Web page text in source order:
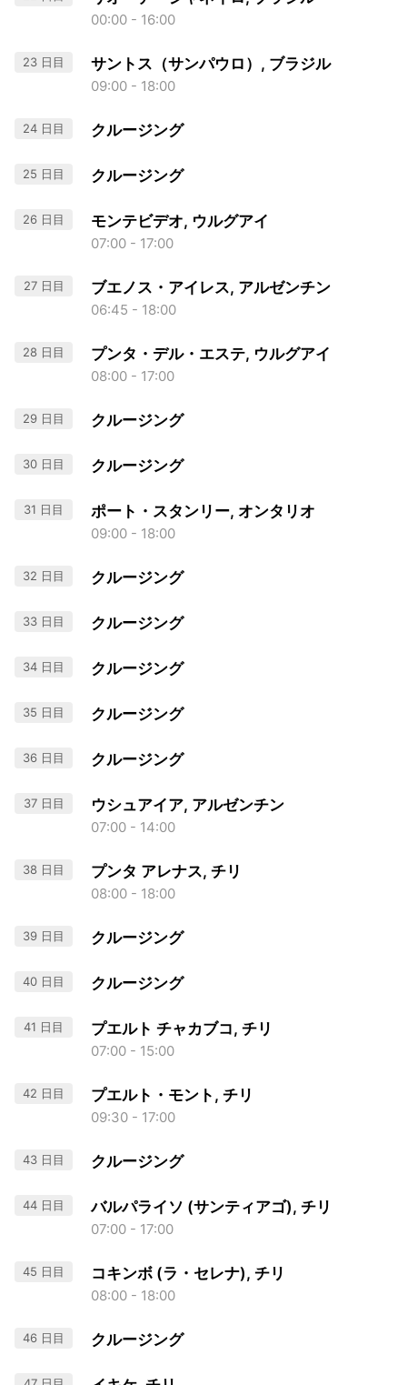
00:00 - 16:00
23 日目 サントス（サンパウロ）, ブラジル
09:00 - 18:00
24 日目 クルージング
25 日目 クルージング
26 日目 モンテビデオ, ウルグアイ
07:00 - 17:00
27 日目 ブエノス・アイレス, アルゼンチン
06:45 - 18:00
28 日目 プンタ・デル・エステ, ウルグアイ
08:00 - 17:00
29 日目 クルージング
30 日目 クルージング
31 日目 ポート・スタンリー, オンタリオ
09:00 - 18:00
32 日目 クルージング
33 日目 クルージング
34 日目 クルージング
35 日目 クルージング
36 日目 クルージング
37 日目 ウシュアイア, アルゼンチン
07:00 - 14:00
38 日目 プンタ アレナス, チリ
08:00 - 18:00
39 日目 クルージング
40 日目 クルージング
41 日目 プエルト チャカブコ, チリ
07:00 - 15:00
42 日目 プエルト・モント, チリ
09:30 - 17:00
43 日目 クルージング
44 日目 バルパライソ (サンティアゴ), チリ
07:00 - 17:00
45 日目 コキンボ (ラ・セレナ), チリ
08:00 - 18:00
46 日目 クルージング